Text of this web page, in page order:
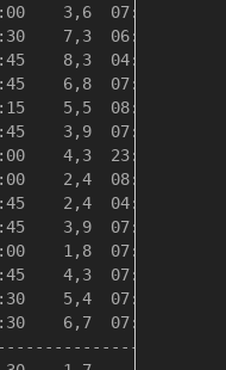
3,6  07:00
7,3  06:15
8,3  04:00
6,8  07:45
5,5  08:00
3,9  07:30
4,3  23:59
2,4  08:30
2,4  04:15
3,9  07:30
1,8  07:45
4,3  07:45
5,4  07:45
6,7  07:45